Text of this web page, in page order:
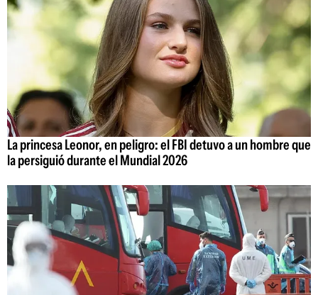
La princesa Leonor, en peligro: el FBI detuvo a un hombre que
la persiguió durante el Mundial 2026